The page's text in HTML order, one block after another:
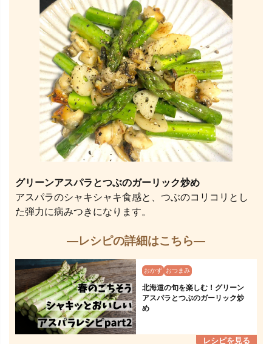
グリーンアスパラとつぶのガーリック炒め
アスパラのシャキシャキ食感と、つぶのコリコリとし
た弾力に病みつきになります。
—レシピの詳細はこちら—
おかず おつまみ
北海道の旬を楽しむ！グリーン
アスパラとつぶのガーリック炒
め